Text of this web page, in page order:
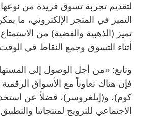
لتقديم تجربة تسوق فريدة من
التميز في المتجر الإلكتروني، ما
تميز (الذهبية والفضية) من
أثناء التسوق وجمع النقاط في
وتابع: «من أجل الوصول إلى
فإن هناك تعاوناً مع الأسواق
كوم)، و(إيلغروسر)، فضلاً عن
الاجتماعي للترويج لمنتجاتنا